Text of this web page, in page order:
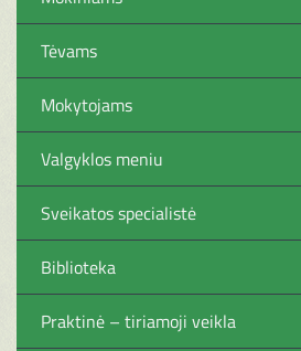
Tėvams
Mokytojams
Valgyklos meniu
Sveikatos specialistė
Biblioteka
Praktinė – tiriamoji veikla